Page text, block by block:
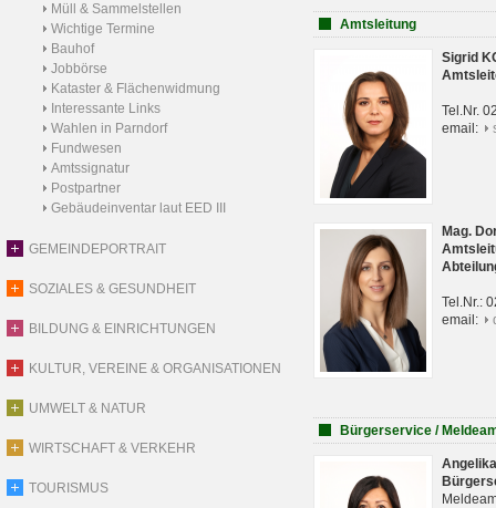
Müll & Sammelstellen
Wichtige Termine
Bauhof
Jobbörse
Kataster & Flächenwidmung
Interessante Links
Wahlen in Parndorf
Fundwesen
Amtssignatur
Postpartner
Gebäudeinventar laut EED III
GEMEINDEPORTRAIT
SOZIALES & GESUNDHEIT
BILDUNG & EINRICHTUNGEN
KULTUR, VEREINE & ORGANISATIONEN
UMWELT & NATUR
WIRTSCHAFT & VERKEHR
TOURISMUS
Amtsleitung
Sigrid
Tel.Nr.
email:
Mag.
Tel.Nr.:
email:
Bürgerservice /